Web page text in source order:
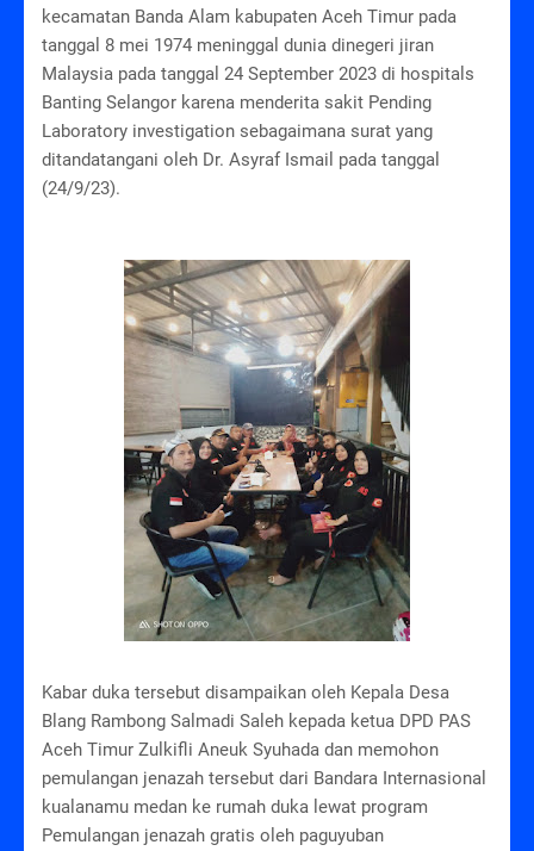
kecamatan Banda Alam kabupaten Aceh Timur pada
tanggal 8 mei 1974 meninggal dunia dinegeri jiran
Malaysia pada tanggal 24 September 2023 di hospitals
Banting Selangor karena menderita sakit Pending
Laboratory investigation sebagaimana surat yang
ditandatangani oleh Dr. Asyraf Ismail pada tanggal
(24/9/23).
Kabar duka tersebut disampaikan oleh Kepala Desa
Blang Rambong Salmadi Saleh kepada ketua DPD PAS
Aceh Timur Zulkifli Aneuk Syuhada dan memohon
pemulangan jenazah tersebut dari Bandara Internasional
kualanamu medan ke rumah duka lewat program
Pemulangan jenazah gratis oleh paguyuban